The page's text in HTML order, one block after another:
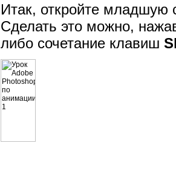
Итак, откройте младшую
Сделать это можно,
либо сочетание клавиш